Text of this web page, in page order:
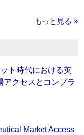
もっと見る »
ト時代における英
アクセスとコンプラ
Market Access